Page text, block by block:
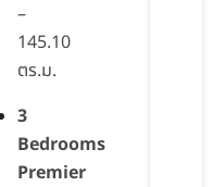
–
145.10
ตร.ม.
3
Bedrooms
Premier